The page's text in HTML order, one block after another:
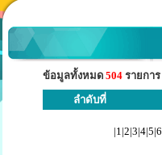
ข้อมูลทั้งหมด 504 รายการ
ลำดับที่
|1|2|3|4|5|6